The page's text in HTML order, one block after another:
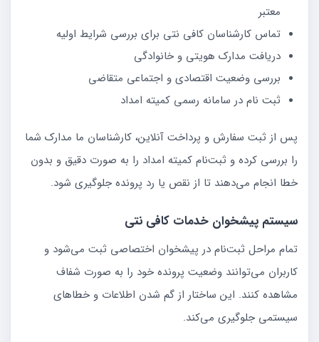
معتبر
تماس کارشناسان کافی نتی برای بررسی شرایط اولیه
دریافت مدارک هویتی و خانوادگی
بررسی وضعیت اقتصادی و اجتماعی متقاضی
ثبت نام در سامانه رسمی کمیته امداد
پس از ثبت سفارش و پرداخت آنلاین، کارشناسان ما مدارک شما
را بررسی کرده و ثبت‌نام کمیته امداد را به صورت دقیق و بدون
خطا انجام می‌دهند تا از نقص یا رد پرونده جلوگیری شود.
سیستم پیشخوان خدمات کافی نتی
تمام مراحل ثبت‌نام در پیشخوان اختصاصی ثبت می‌شود و
کاربران می‌توانند وضعیت پرونده خود را به صورت شفاف
مشاهده کنند. این ساختار از گم شدن اطلاعات و خطاهای
سیستمی جلوگیری می‌کند.